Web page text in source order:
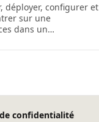
déployer, configurer et
sur une
dans un
confidentialité